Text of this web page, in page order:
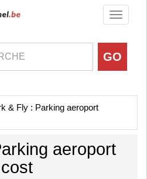
Toggle
& Fly : Parking aeroport
aeroport